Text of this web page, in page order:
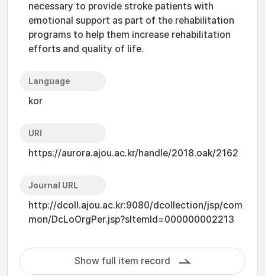
necessary to provide stroke patients with
emotional support as part of the rehabilitation
programs to help them increase rehabilitation
efforts and quality of life.
Language
kor
URI
https://aurora.ajou.ac.kr/handle/2018.oak/2162
Journal URL
http://dcoll.ajou.ac.kr:9080/dcollection/jsp/com
mon/DcLoOrgPer.jsp?sItemId=000000002213
Show full item record